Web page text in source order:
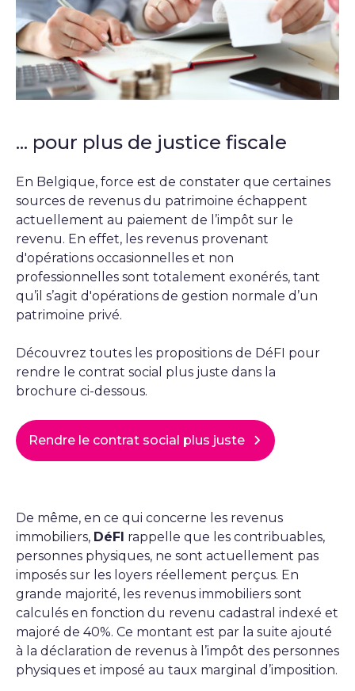
... pour plus de justice fiscale
En Belgique, force est de constater que certaines
sources de revenus du patrimoine échappent
actuellement au paiement de l’impôt sur le
revenu. En effet, les revenus provenant
d'opérations occasionnelles et non
professionnelles sont totalement exonérés, tant
qu’il s’agit d'opérations de gestion normale d’un
patrimoine privé.
Découvrez toutes les propositions de DéFI pour
rendre le contrat social plus juste dans la
brochure ci-dessous.
Rendre le contrat social plus juste
De même, en ce qui concerne les revenus
immobiliers, DéFI rappelle que les contribuables,
personnes physiques, ne sont actuellement pas
imposés sur les loyers réellement perçus. En
grande majorité, les revenus immobiliers sont
calculés en fonction du revenu cadastral indexé et
majoré de 40%. Ce montant est par la suite ajouté
à la déclaration de revenus à l’impôt des personnes
physiques et imposé au taux marginal d’imposition.